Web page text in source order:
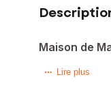
Maison de
Située sur les
Lire plus